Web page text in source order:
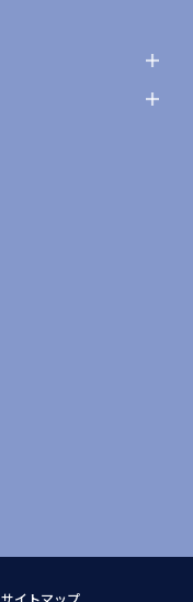
サイトマップ